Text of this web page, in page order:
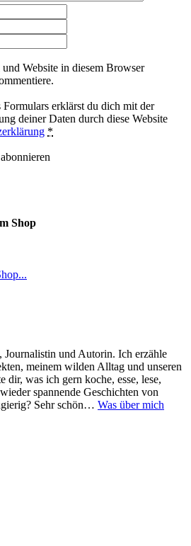
Website in diesem Browser
erklärst du dich mit der
deiner Daten durch diese Website
*
Shop
und Autorin. Ich erzähle
meinem wilden Alltag und unseren
dir, was ich gern koche, esse, lese,
spannende Geschichten von
Sehr schön… Was über mich